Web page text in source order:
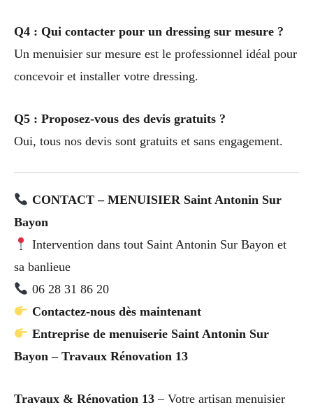
Q4 : Qui contacter pour un dressing sur mesure ?
Un menuisier sur mesure est le professionnel idéal pour
concevoir et installer votre dressing.
Q5 : Proposez-vous des devis gratuits ?
Oui, tous nos devis sont gratuits et sans engagement.
CONTACT – MENUISIER Saint Antonin Sur
Bayon
Intervention dans tout Saint Antonin Sur Bayon et
sa banlieue
06 28 31 86 20
Contactez-nous dès maintenant
Entreprise de menuiserie Saint Antonin Sur
Bayon – Travaux Rénovation 13
Travaux & Rénovation 13 – Votre artisan menuisier